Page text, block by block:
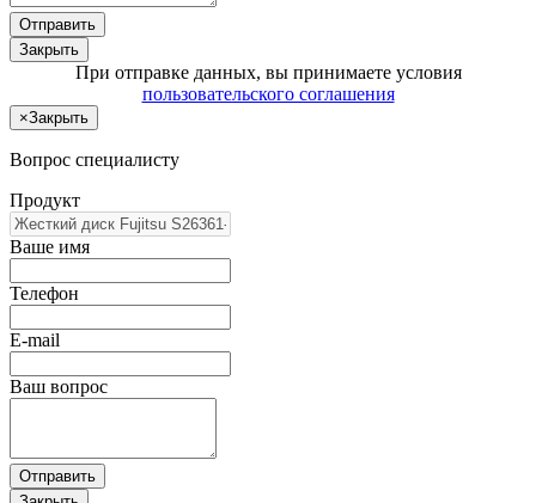
Отправить
Закрыть
При отправке данных, вы принимаете условия
пользовательского соглашения
×Закрыть
Вопрос специалисту
Продукт
Ваше имя
Телефон
E-mail
Ваш вопрос
Отправить